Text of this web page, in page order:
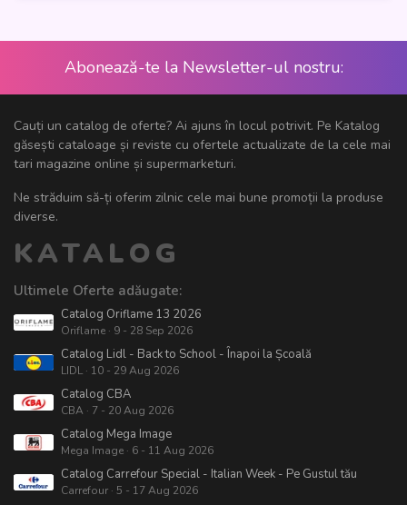
Abonează-te la Newsletter-ul nostru:
Cauți un catalog de oferte? Ai ajuns în locul potrivit. Pe Katalog
găsești cataloage și reviste cu ofertele actualizate de la cele mai
tari magazine online și supermarketuri.
Ne străduim să-ți oferim zilnic cele mai bune promoții la produse
diverse.
KATALOG
Ultimele Oferte adăugate:
Catalog Oriflame 13 2026
Oriflame · 9 - 28 Sep 2026
Catalog Lidl - Back to School - Înapoi la Școală
LIDL · 10 - 29 Aug 2026
Catalog CBA
CBA · 7 - 20 Aug 2026
Catalog Mega Image
Mega Image · 6 - 11 Aug 2026
Catalog Carrefour Special - Italian Week - Pe Gustul tău
Carrefour · 5 - 17 Aug 2026